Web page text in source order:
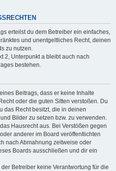
erteilst du dem Betreiber ein einfaches,
und unentgeltliches Recht, deinen
zu nutzen.
2, Unterpunkt a bleibt auch nach
bestehen.
Beitrags, dass er keine Inhalte
oder die guten Sitten verstoßen. Du
das Recht besitzt, die in deinen
Bilder zu setzen bzw. zu verwenden.
Hausrecht aus. Bei Verstößen gegen
anderer im Board veröffentlichten
nach Abmahnung zeitweise oder
Boards ausschließen und dir ein
Betreiber keine Verantwortung für die